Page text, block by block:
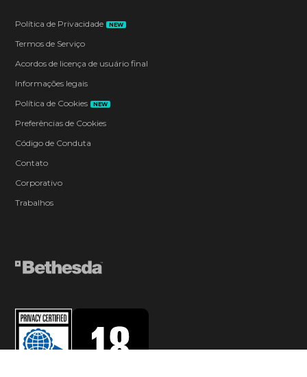
Política de Privacidade NEW
Termos de Serviço
Acordos de licença de usuário final
Informações legais
Política de Cookies
NEW
Preferências de Cookies
Código de Conduta
Contato
Corporativo
Trabalhos